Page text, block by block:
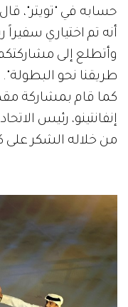
حسابه في "تويتر"،
وأتطلع إلى
طريقنا نحو البطولة".
كما قام بمشاركة
إنفانتينو، رئيس
من خلاله الشكر على